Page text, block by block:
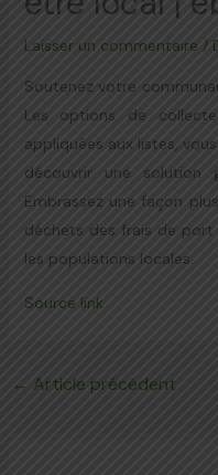
Laisser un commentaire /
Soutenez votre
Les options de
appliquées aux listes,
découvrir une solution
Embrassez une façon
déchets des frais de
les populations locales.
Source link
← Article précédent